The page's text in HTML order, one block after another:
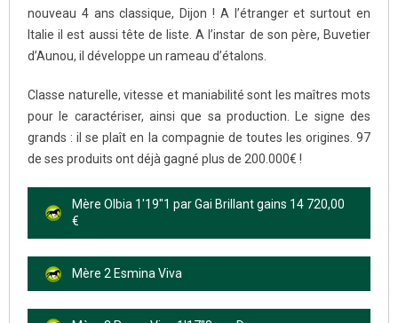
nouveau 4 ans classique, Dijon ! A l’étranger et surtout en
Italie il est aussi tête de liste. A l’instar de son père, Buvetier
d’Aunou, il développe un rameau d’étalons.
Classe naturelle, vitesse et maniabilité sont les maîtres mots
pour le caractériser, ainsi que sa production. Le signe des
grands : il se plaît en la compagnie de toutes les origines. 97
de ses produits ont déjà gagné plus de 200.000€ !
Mère Olbia 1'19"1 par Gai Brillant gains 14 720,00
€
Mère 2 Esmina Viva